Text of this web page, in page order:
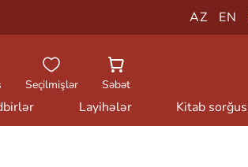
AZ EN
Seçilmişlər Səbət
Layihələr Kitab